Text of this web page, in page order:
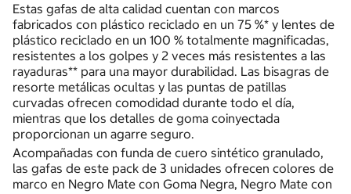
Estas gafas de alta calidad cuentan con marcos
fabricados con plástico reciclado en un 75 %* y lentes de
plástico reciclado en un 100 % totalmente magnificadas,
resistentes a los golpes y 2 veces más resistentes a las
rayaduras** para una mayor durabilidad. Las bisagras de
resorte metálicas ocultas y las puntas de patillas
curvadas ofrecen comodidad durante todo el día,
mientras que los detalles de goma coinyectada
proporcionan un agarre seguro.
Acompañadas con funda de cuero sintético granulado,
las gafas de este pack de 3 unidades ofrecen colores de
marco en Negro Mate con Goma Negra, Negro Mate con